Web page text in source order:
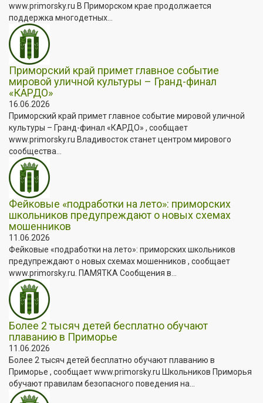
www.primorsky.ru В Приморском крае продолжается
поддержка многодетных...
Приморский край примет главное событие
мировой уличной культуры – Гранд-финал
«КАРДО»
16.06.2026
Приморский край примет главное событие мировой уличной
культуры – Гранд-финал «КАРДО» , сообщает
www.primorsky.ru Владивосток станет центром мирового
сообщества...
Фейковые «подработки на лето»: приморских
школьников предупреждают о новых схемах
мошенников
11.06.2026
Фейковые «подработки на лето»: приморских школьников
предупреждают о новых схемах мошенников , сообщает
www.primorsky.ru. ПАМЯТКА Сообщения в...
Более 2 тысяч детей бесплатно обучают
плаванию в Приморье
11.06.2026
Более 2 тысяч детей бесплатно обучают плаванию в
Приморье , сообщает www.primorsky.ru Школьников Приморья
обучают правилам безопасного поведения на...